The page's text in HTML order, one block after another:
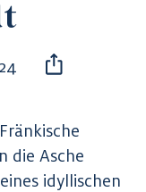
die Asche
idyllischen